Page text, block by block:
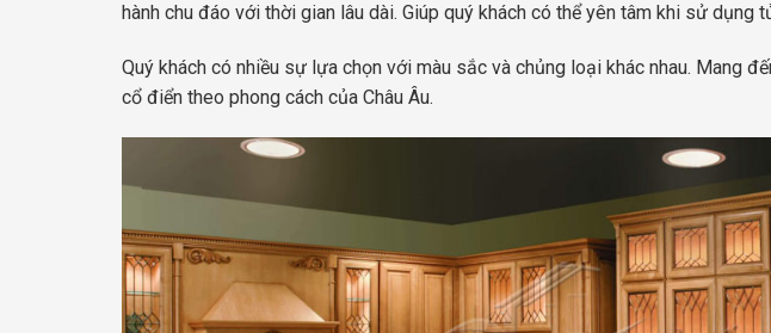
hành chu đáo với thời gian lâu dài. Giúp quý khách có thể yên tâm khi sử dụng
Quý khách có nhiều sự lựa chọn với màu sắc và chủng loại khác nhau. Mang
cổ điển theo phong cách của Châu Âu.